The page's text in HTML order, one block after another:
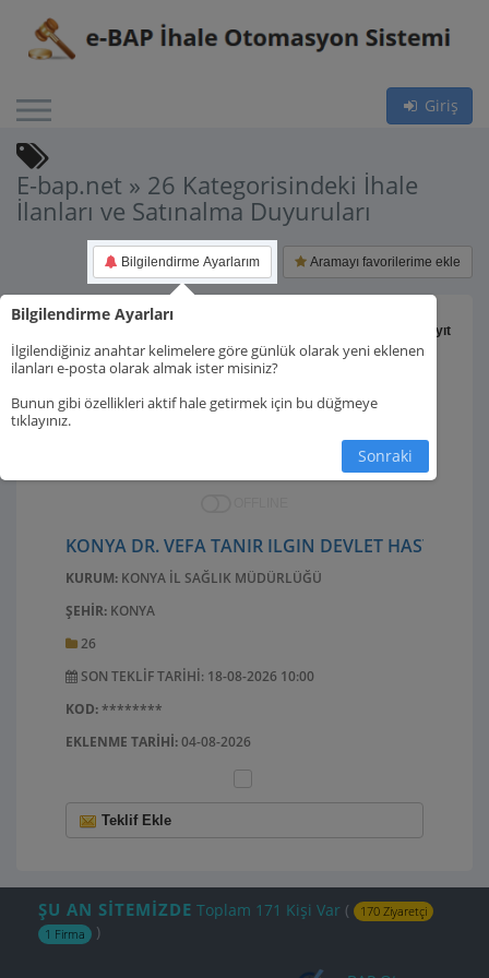
Giriş
E-bap.net » 26 Kategorisindeki İhale
İlanları ve Satınalma Duyuruları
Aramayı favorilerime ekle
Bilgilendirme Ayarlarım
Toplam 1 kayıt
1.
KONYA DR. VEFA TANIR ILGIN DEVLET
KURUM: KONYA İL SAĞLIK MÜDÜRLÜĞÜ
ŞEHIR: KONYA
26
SON TEKLIF TARIHI: 18-08-2026 10:00
KOD:********
EKLENME TARIHI:04-08-2026
Teklif Ekle
ŞU AN SİTEMİZDE Toplam 171 Kişi Var (
170 Ziyaretçi
1 Firma
)
Bilgilendirme Ayarları
İlgilendiğiniz anahtar kelimelere göre günlük olarak yeni eklenen
ilanları e-posta olarak almak ister misiniz?
Bunun gibi özellikleri aktif hale getirmek için bu düğmeye
tıklayınız.
Sonraki